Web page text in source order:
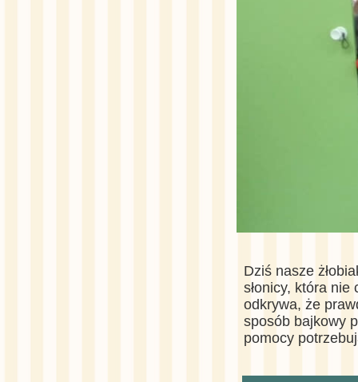
Dziś nasze
słonicy, która nie
odkrywa, że
sposób bajkowy
pomocy